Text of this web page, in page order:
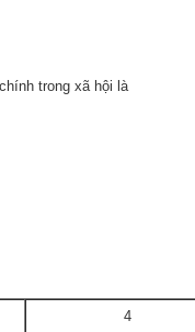
trong xã hội là
4